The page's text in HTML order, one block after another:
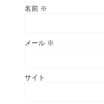
名前 ※
メール ※
サイト